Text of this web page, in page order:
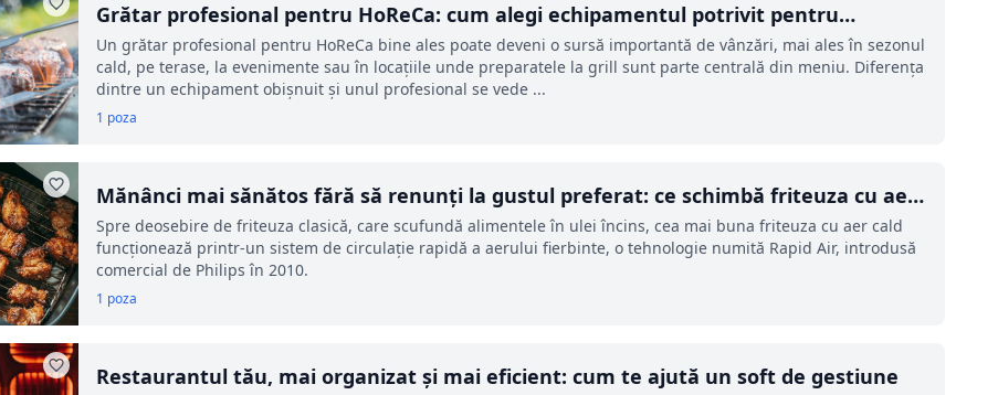
Grătar profesional pentru HoReCa: cum alegi echipamentul potrivit pentru
restaurant, terasă sau evenimente
Un grătar profesional pentru HoReCa bine ales poate deveni o sursă importantă de vânzări, mai ales în sezonul
cald, pe terase, la evenimente sau în locațiile unde preparatele la grill sunt parte centrală din meniu. Diferența
dintre un echipament obișnuit și unul profesional se vede ...
1 poza
Mănânci mai sănătos fără să renunți la gustul preferat: ce schimbă friteuza cu aer
cald în bucătărie
Spre deosebire de friteuza clasică, care scufundă alimentele în ulei încins, cea mai buna friteuza cu aer cald
funcționează printr-un sistem de circulație rapidă a aerului fierbinte, o tehnologie numită Rapid Air, introdusă
comercial de Philips în 2010.
1 poza
Restaurantul tău, mai organizat și mai eficient: cum te ajută un soft de gestiune